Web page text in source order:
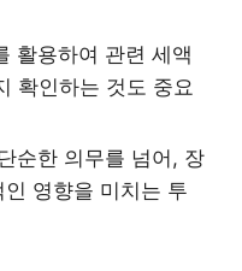
활용하여 관련 세액
확인하는 것도 중요
순한 의무를 넘어, 장
영향을 미치는 투